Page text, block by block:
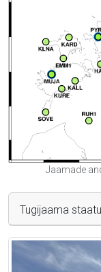
Jaamade
Tugijaama